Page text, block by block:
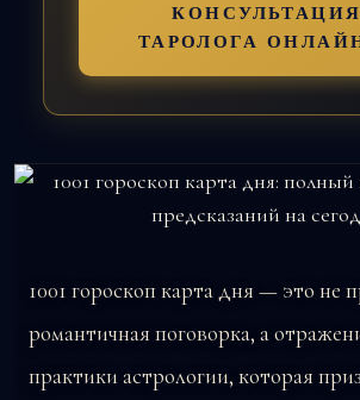
КОНСУЛЬТАЦИЯ
ТАРОЛОГА
1001 гороскоп карта дня — это не
романтичная поговорка, а
практики астрологии, которая